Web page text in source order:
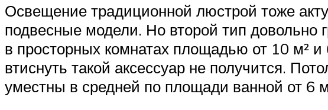
Освещение традиционной люстрой тоже
подвесные модели. Но второй тип довольно
в просторных комнатах площадью от 10 м²
втиснуть такой аксессуар не получится.
уместны в средней по площади ванной от 6